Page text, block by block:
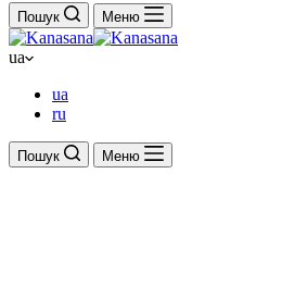
Пошук Меню
ua
ua
ru
Пошук Меню